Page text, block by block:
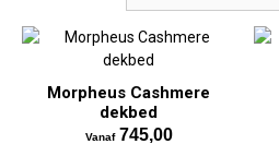
Morpheus Cashmere
dekbed
Vanaf745,00